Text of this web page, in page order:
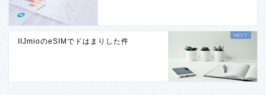
IIJmioのeSIMでドはまりした件